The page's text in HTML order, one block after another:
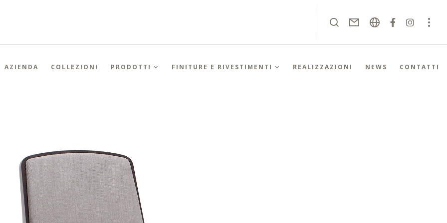
AZIENDA COLLEZIONI PRODOTTI FINITURE E RIVESTIMENTI REALIZZAZIONI NEWS CONTATTI